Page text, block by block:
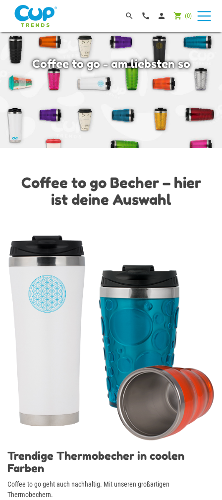
    (0)
Coffee to go - am liebsten so
Coffee to go Becher – hier
ist deine Auswahl
Trendige Thermobecher in coolen
Farben
Coffee to go geht auch nachhaltig. Mit unseren großartigen
Thermobechern.